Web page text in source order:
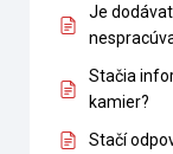
Je
Stačia
kamier?
Stačí